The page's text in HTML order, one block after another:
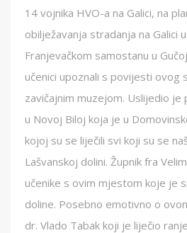
14 vojnika HVO-a na Galici, na
obilježavanja stradanja na Galici
Franjevačkom samostanu u
učenici upoznali s povijesti ovog
zavičajnim muzejom. Uslijedio je
u Novoj Biloj koja je u
kojoj su se liječili svi koji su se
Lašvanskoj dolini. Župnik fra
učenike s ovim mjestom koje je
doline. Posebno emotivno o
dr. Vlado Tabak koji je liječio